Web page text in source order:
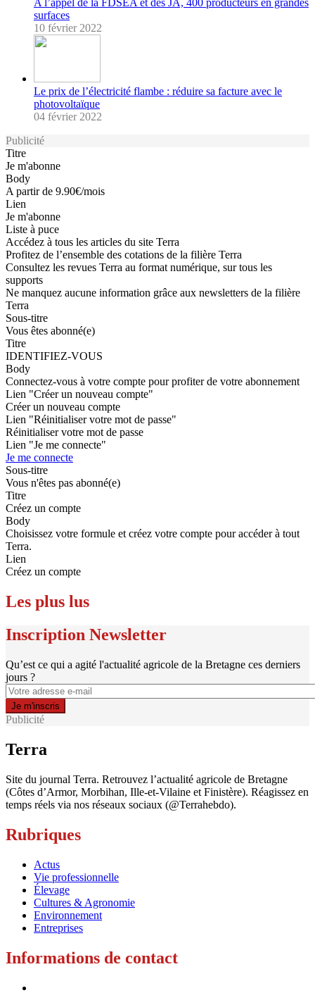
A l’appel de la FDSEA et des JA, 400 producteurs en grandes
surfaces
10 février 2022
Le prix de l’électricité flambe : réduire sa facture avec le
photovoltaïque
04 février 2022
Publicité
Titre
Je m'abonne
Body
A partir de 9.90€/mois
Lien
Je m'abonne
Liste à puce
Accédez à tous les articles du site Terra
Profitez de l’ensemble des cotations de la filière Terra
Consultez les revues Terra au format numérique, sur tous les
supports
Ne manquez aucune information grâce aux newsletters de la filière
Terra
Sous-titre
Vous êtes abonné(e)
Titre
IDENTIFIEZ-VOUS
Body
Connectez-vous à votre compte pour profiter de votre abonnement
Lien "Créer un nouveau compte"
Créer un nouveau compte
Lien "Réinitialiser votre mot de passe"
Réinitialiser votre mot de passe
Lien "Je me connecte"
Je me connecte
Sous-titre
Vous n'êtes pas abonné(e)
Titre
Créez un compte
Body
Choisissez votre formule et créez votre compte pour accéder à tout
Terra.
Lien
Créez un compte
Les plus lus
Inscription Newsletter
Qu’est ce qui a agité l'actualité agricole de la Bretagne ces derniers
jours ?
Publicité
Terra
Site du journal Terra. Retrouvez l’actualité agricole de Bretagne
(Côtes d’Armor, Morbihan, Ille-et-Vilaine et Finistère). Réagissez en
temps réels via nos réseaux sociaux (@Terrahebdo).
Rubriques
Actus
Vie professionnelle
Élevage
Cultures & Agronomie
Environnement
Entreprises
Informations de contact